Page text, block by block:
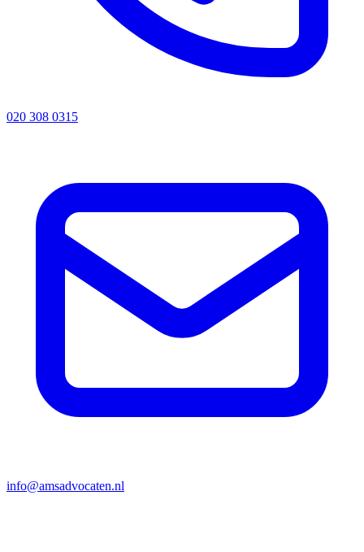
020 308 0315
info@amsadvocaten.nl